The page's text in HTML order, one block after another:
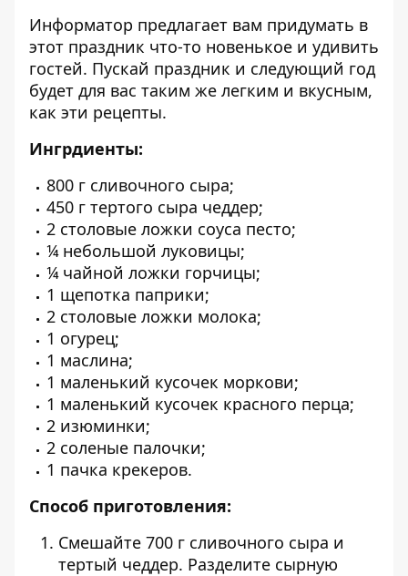
Информатор предлагает вам придумать в
этот праздник что-то новенькое и удивить
гостей. Пускай праздник и следующий год
будет для вас таким же легким и вкусным,
как эти рецепты.
Ингрдиенты:
800 г сливочного сыра;
450 г тертого сыра чеддер;
2 столовые ложки соуса песто;
¼ небольшой луковицы;
¼ чайной ложки горчицы;
1 щепотка паприки;
2 столовые ложки молока;
1 огурец;
1 маслина;
1 маленький кусочек моркови;
1 маленький кусочек красного перца;
2 изюминки;
2 соленые палочки;
1 пачка крекеров.
Способ приготовления:
Смешайте 700 г сливочного сыра и
тертый чеддер. Разделите сырную